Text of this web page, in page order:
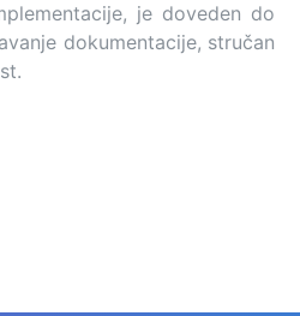
je doveden do
dokumentacije, stručan